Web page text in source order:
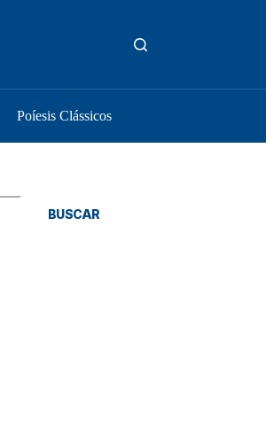
Poíesis Clássicos
BUSCAR